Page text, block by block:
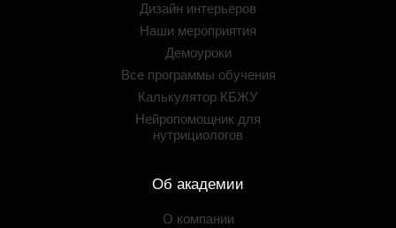
Дизайн интерьеров
Наши мероприятия
Демоуроки
Все программы обучения
Калькулятор КБЖУ
Нейропомощник для
нутрициологов
Об академии
О компании